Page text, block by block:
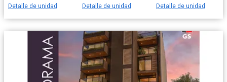
Detalle de unidad
Detalle de unidad
Detalle de unidad